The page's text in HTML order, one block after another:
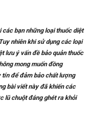
bạn những loại thuốc diệt
nhiên khi sử dụng các loại
lưu ý vấn đề bảo quản thuốc
mong muốn đồng
để đảm bảo chất lượng
bài viết này đã khiến các
lũ chuột đáng ghét ra khỏi